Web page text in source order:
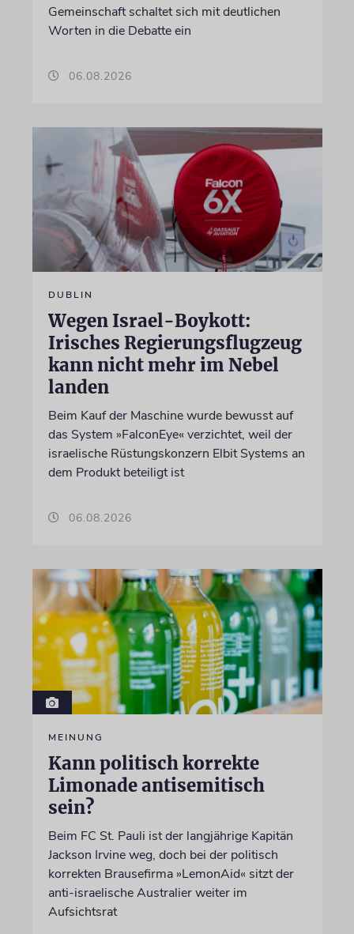
Gemeinschaft schaltet sich mit deutlichen
Worten in die Debatte ein
06.08.2026
DUBLIN
Wegen Israel-Boykott:
Irisches Regierungsflugzeug
kann nicht mehr im Nebel
landen
Beim Kauf der Maschine wurde bewusst auf
das System »FalconEye« verzichtet, weil der
israelische Rüstungskonzern Elbit Systems an
dem Produkt beteiligt ist
06.08.2026
MEINUNG
Kann politisch korrekte
Limonade antisemitisch
sein?
Beim FC St. Pauli ist der langjährige Kapitän
Jackson Irvine weg, doch bei der politisch
korrekten Brausefirma »LemonAid« sitzt der
anti-israelische Australier weiter im
Aufsichtsrat